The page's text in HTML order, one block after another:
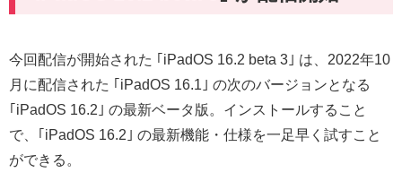
今回配信が開始された ｢iPadOS 16.2 beta 3｣ は、2022年10
月に配信された ｢iPadOS 16.1｣ の次のバージョンとなる
｢iPadOS 16.2｣ の最新ベータ版。インストールすること
で、｢iPadOS 16.2｣ の最新機能・仕様を一足早く試すこと
ができる。